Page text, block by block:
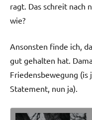
ragt. Das schreit nach
wie?
Ansonsten finde ich,
gut gehalten hat.
Friedensbewegung (is
Statement, nun ja).